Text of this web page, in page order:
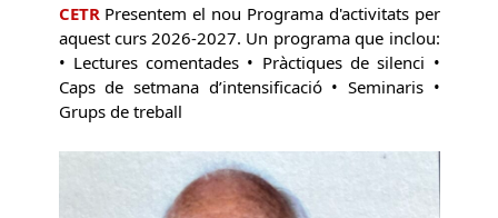
CETR Presentem el nou Programa d'activitats per
aquest curs 2026-2027. Un programa que inclou:
• Lectures comentades • Pràctiques de silenci •
Caps de setmana d’intensificació • Seminaris •
Grups de treball